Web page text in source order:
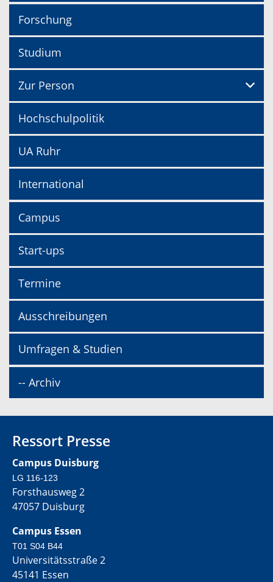
Forschung
Studium
Zur Person
Hochschulpolitik
UA Ruhr
International
Campus
Start-ups
Termine
Ausschreibungen
Umfragen & Studien
-- Archiv
Ressort Presse
Campus Duisburg
LG 116-123
Forsthausweg 2
47057 Duisburg
Campus Essen
T01 S04 B44
Universitätsstraße 2
45141 Essen